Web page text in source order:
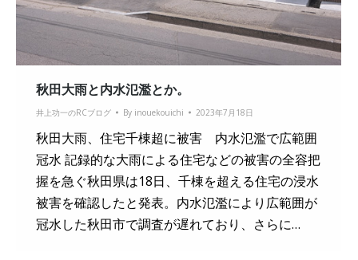
秋田大雨と内水氾濫とか。
井上功一のRCブログ By inouekouichi 2023年7月18日
秋田大雨、住宅千棟超に被害 内水氾濫で広範囲
冠水 記録的な大雨による住宅などの被害の全容把
握を急ぐ秋田県は18日、千棟を超える住宅の浸水
被害を確認したと発表。内水氾濫により広範囲が
冠水した秋田市で調査が遅れており、さらに…